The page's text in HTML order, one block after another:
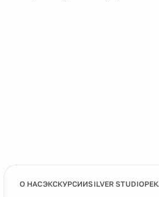
О НАСЭКСКУРСИИSILVER STUDIO